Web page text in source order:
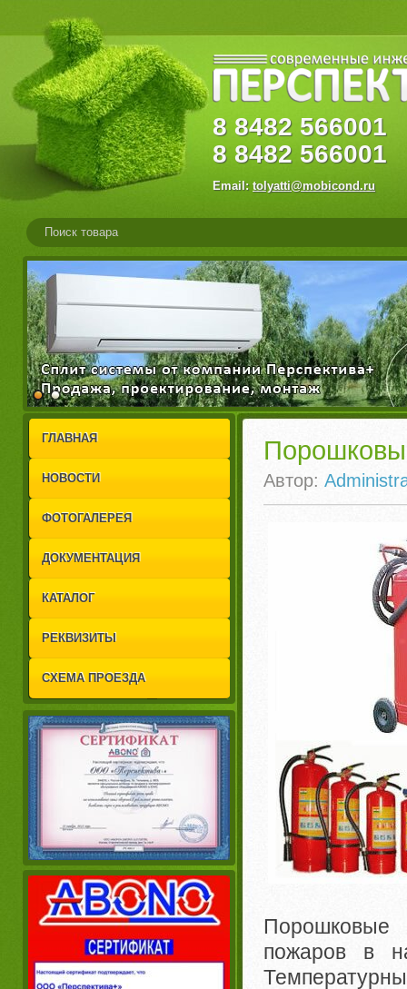
8 8482
8 8482 566001
Email: tolyatti@mobicond.ru
1
2
ГЛАВНАЯ
НОВОСТИ
ФОТОГАЛЕРЕЯ
ДОКУМЕНТАЦИЯ
КАТАЛОГ
РЕКВИЗИТЫ
СХЕМА ПРОЕЗДА
Автор:
Порошковые
пожаров в